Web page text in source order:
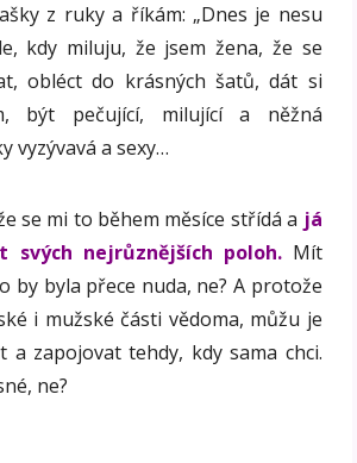
z ruky a říkám: „Dnes je nesu
kdy miluju, že jsem žena, že se
obléct do krásných šatů, dát si
být pečující, milující a něžná
vyzývavá a sexy…
se mi to během měsíce střídá a já
svých nejrůznějších poloh.Mít
by byla přece nuda, ne? A protože
i mužské části vědoma, můžu je
a zapojovat tehdy, kdy sama chci.
ne?